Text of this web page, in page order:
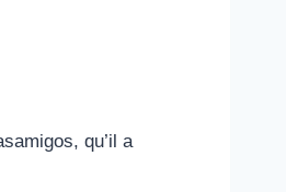
qu’il a